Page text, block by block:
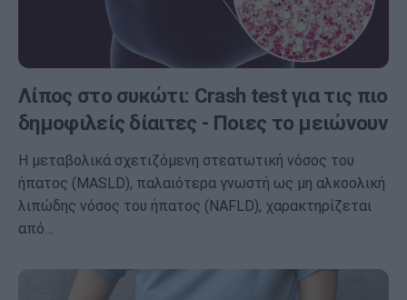
Λίπος στο συκώτι: Crash test για τις πιο
δημοφιλείς δίαιτες - Ποιες το μειώνουν
Η μεταβολικά σχετιζόμενη στεατωτική νόσος του
ήπατος (MASLD), παλαιότερα γνωστή ως μη αλκοολική
λιπώδης νόσος του ήπατος (NAFLD), χαρακτηρίζεται
από…